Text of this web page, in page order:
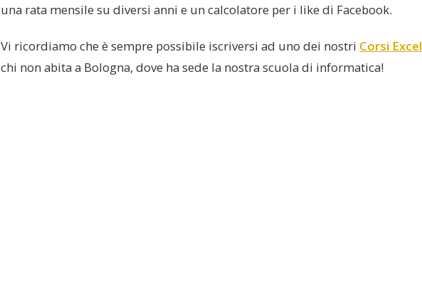
una rata mensile su diversi anni e un calcolatore per i like di Facebook.
Vi ricordiamo che è sempre possibile iscriversi ad uno dei nostri Corsi Excel
chi non abita a Bologna, dove ha sede la nostra scuola di informatica!